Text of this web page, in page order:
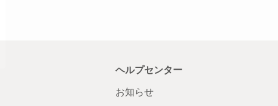
ヘルプセンター
お知らせ